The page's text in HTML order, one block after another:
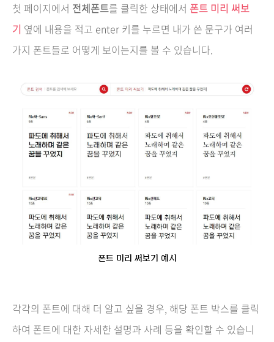
첫 페이지에서 전체폰트를 클릭한 상태에서 폰트 미리 써보
기 옆에 내용을 적고 enter 키를 누르면 내가 쓴 문구가 여러
가지 폰트들로 어떻게 보이는지를 볼 수 있습니다.
폰트 미리 써보기 예시
각각의 폰트에 대해 더 알고 싶을 경우, 해당 폰트 박스를 클릭
하여 폰트에 대한 자세한 설명과 사례 등을 확인할 수 있습니